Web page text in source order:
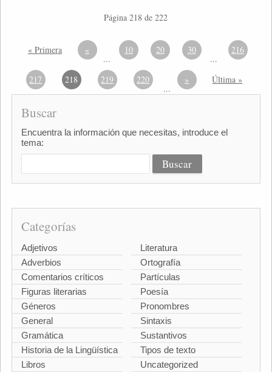
Página 218 de 222
« Primera «
...
10 20 30
...
216
217 218 219 220
...
» Última »
Buscar
Encuentra la información que necesitas, introduce el
tema:
Categorías
Adjetivos
Adverbios
Comentarios críticos
Figuras literarias
Géneros
General
Gramática
Historia de la Lingüística
Libros
Literatura
Ortografía
Partículas
Poesía
Pronombres
Sintaxis
Sustantivos
Tipos de texto
Uncategorized